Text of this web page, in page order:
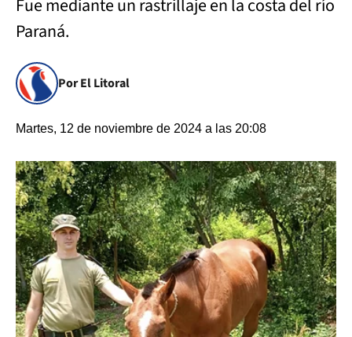
Fue mediante un rastrillaje en la costa del río
Paraná.
Por El Litoral
Martes, 12 de noviembre de 2024 a las 20:08